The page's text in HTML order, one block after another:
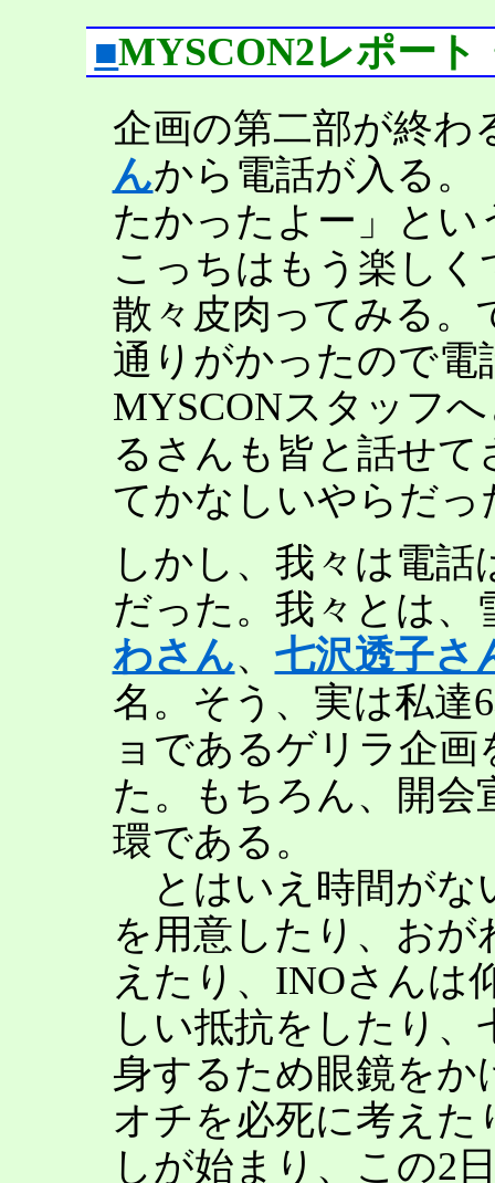
■MYSCON2レポート
企画の第二部が終わ
んから電話が入る。
たかったよー」と
こっちはもう楽し
散々皮肉ってみる。
通りがかったので電
MYSCONスタッフ
るさんも皆と話せ
てかなしいやらだっ
しかし、我々は電
だった。我々とは、
わさん、 七沢透子さ
名。そう、実は私達
ョであるゲリラ企
た。もちろん、開会
環である。
とはいえ時間がな
を用意したり、お
えたり、INOさんは
しい抵抗をしたり
身するため眼鏡をか
オチを必死に考えた
しが始まり、この2